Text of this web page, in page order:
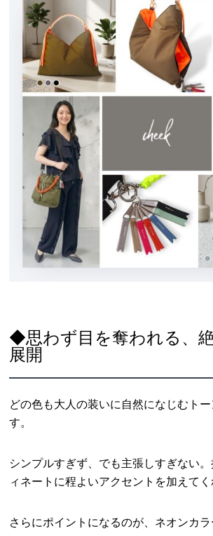
◆思わず目を奪われる、
展開
どの色も大人の装いに自然になじむトー
す。
シンプルすぎず、でも主張しすぎない
ィネートに程よいアクセントを加えてく
さらにポイントになるのが、ネオンカ